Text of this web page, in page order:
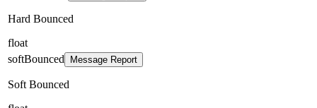
Hard Bounced
float
softBounced
Message Report
Soft Bounced